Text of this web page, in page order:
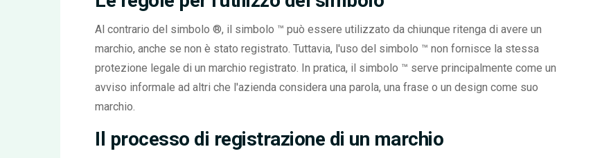
Al contrario del simbolo ®, il simbolo ™ può essere utilizzato da chiunque ritenga di avere un
marchio, anche se non è stato registrato. Tuttavia, l'uso del simbolo ™ non fornisce la stessa
protezione legale di un marchio registrato. In pratica, il simbolo ™ serve principalmente come un
avviso informale ad altri che l'azienda considera una parola, una frase o un design come suo
marchio.
Il processo di registrazione di un marchio